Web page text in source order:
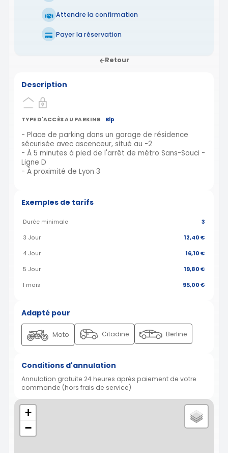
Attendre la confirmation
Payer la réservation
Retour
Description
TYPE D'ACCÈS AU PARKING Bip
- Place de parking dans un garage de résidence
sécurisée avec ascenceur, situé au -2
- À 5 minutes à pied de l'arrêt de métro Sans-Souci -
Ligne D
- À proximité de Lyon 3
Exemples de tarifs
Durée minimale 3
3 Jour 12,40 €
4 Jour 16,10 €
5 Jour 19,80 €
1 mois 95,00 €
Adapté pour
Moto Citadine Berline
Conditions d'annulation
Annulation gratuite 24 heures après paiement de votre
commande (hors frais de service)
+
−